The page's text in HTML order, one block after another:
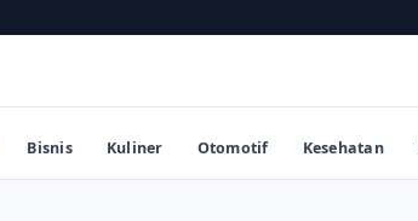
Bisnis Kuliner Otomotif Kesehatan